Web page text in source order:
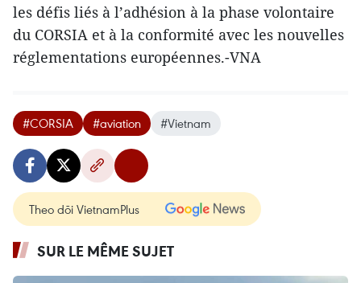
les défis liés à l’adhésion à la phase volontaire
du CORSIA et à la conformité avec les nouvelles
réglementations européennes.-VNA
#CORSIA #aviation #Vietnam
Theo dõi VietnamPlus
SUR LE MÊME SUJET